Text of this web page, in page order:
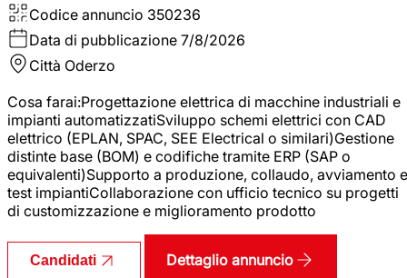
Codice annuncio 350236
Data di pubblicazione 7/8/2026
Città Oderzo
Cosa farai:Progettazione elettrica di macchine industriali e
impianti automatizzatiSviluppo schemi elettrici con CAD
elettrico (EPLAN, SPAC, SEE Electrical o similari)Gestione
distinte base (BOM) e codifiche tramite ERP (SAP o
equivalenti)Supporto a produzione, collaudo, avviamento e
test impiantiCollaborazione con ufficio tecnico su progetti
di customizzazione e miglioramento prodotto
Candidati Dettaglio annuncio